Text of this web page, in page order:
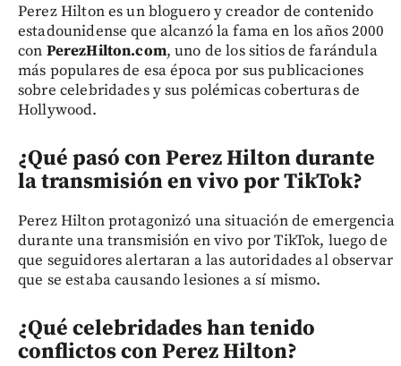
Perez Hilton es un bloguero y creador de contenido
estadounidense que alcanzó la fama en los años 2000
con PerezHilton.com, uno de los sitios de farándula
más populares de esa época por sus publicaciones
sobre celebridades y sus polémicas coberturas de
Hollywood.
¿Qué pasó con Perez Hilton durante
la transmisión en vivo por TikTok?
Perez Hilton protagonizó una situación de emergencia
durante una transmisión en vivo por TikTok, luego de
que seguidores alertaran a las autoridades al observar
que se estaba causando lesiones a sí mismo.
¿Qué celebridades han tenido
conflictos con Perez Hilton?